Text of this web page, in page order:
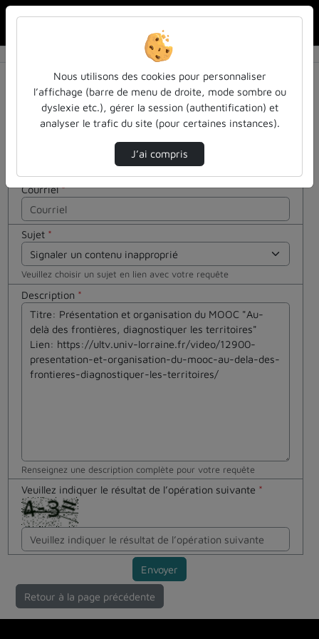
Contactez nous
Votre message
Courriel*
Sujet *
Veuillez choisir un sujet en lien avec votre requête
Description *
Renseignez une description complète pour votre requête
Veuillez indiquer le résultat de l’opération suivante *
Cocher
cette case
si vous êtes
un humain
Envoyer
Retour à la page précédente
Nous utilisons des cookies pour personnaliser
l’affichage (barre de menu de droite, mode sombre ou
dyslexie etc.), gérer la session (authentification) et
analyser le trafic du site (pour certaines instances).
J’ai compris